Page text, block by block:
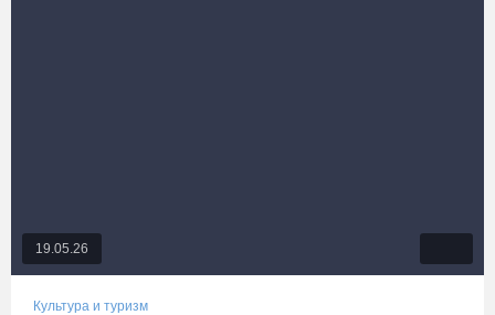
19.05.26
Культура и туризм